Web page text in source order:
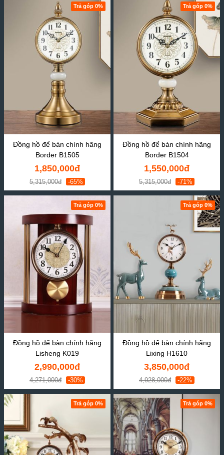
Trả góp 0%
Đồng hồ để bàn chính hãng
Border B1505
1,850,000đ
5,315,000đ -65%
Trả góp 0%
Đồng hồ để bàn chính hãng
Border B1504
1,550,000đ
5,315,000đ -71%
Trả góp 0%
Đồng hồ để bàn chính hãng
Lisheng K019
2,990,000đ
4,271,000đ -30%
Trả góp 0%
Đồng hồ để bàn chính hãng
Lixing H1610
3,850,000đ
4,928,000đ -22%
Trả góp 0% Trả góp 0%